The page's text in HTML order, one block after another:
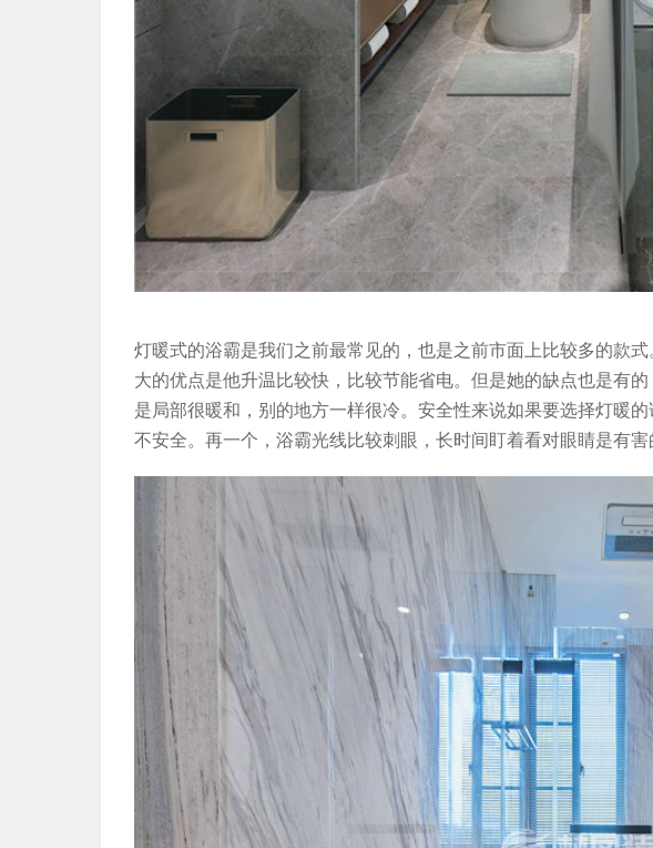
灯暖式的浴霸是我们之前最常见的，也是之前市面上比较多的款
大的优点是他升温比较快，比较节能省电。但是她的缺点也是有
是局部很暖和，别的地方一样很冷。安全性来说如果要选择灯暖
不安全。再一个，浴霸光线比较刺眼，长时间盯着看对眼睛是有